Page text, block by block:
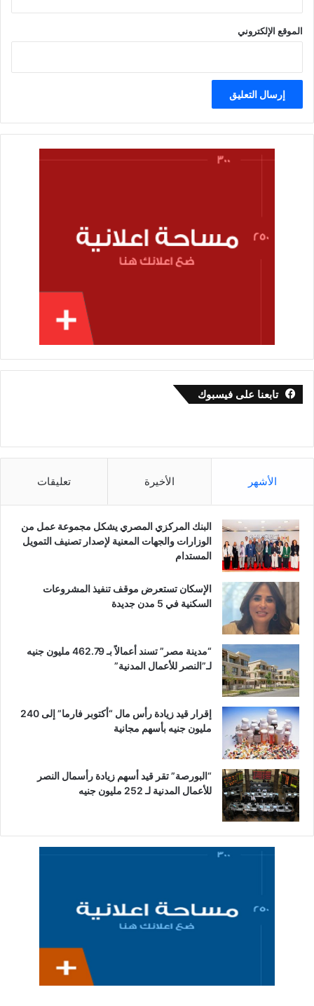
الموقع الإلكتروني
تابعنا على فيسبوك
الأشهر الأخيرة تعليقات
البنك المركزي المصري يشكل مجموعة عمل من
الوزارات والجهات المعنية لإصدار تصنيف التمويل
المستدام
الإسكان تستعرض موقف تنفيذ المشروعات
السكنية في 5 مدن جديدة
“مدينة مصر” تسند أعمالاً بـ 462.79 مليون جنيه
لـ”النصر للأعمال المدنية”
إقرار قيد زيادة رأس مال “أكتوبر فارما” إلى 240
مليون جنيه بأسهم مجانية
“البورصة” تقر قيد أسهم زيادة رأسمال النصر
للأعمال المدنية لـ 252 مليون جنيه